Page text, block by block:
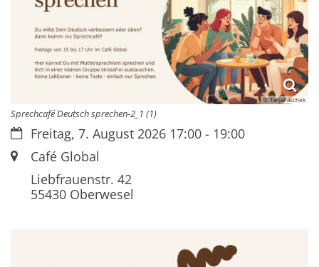
© TanjaPaschek
Sprechcafé Deutsch sprechen-2_1 (1)
Datum:Freitag, 7. August 2026 17:00 - 19:00
Ort:Café Global
Liebfrauenstr. 42
55430Oberwesel